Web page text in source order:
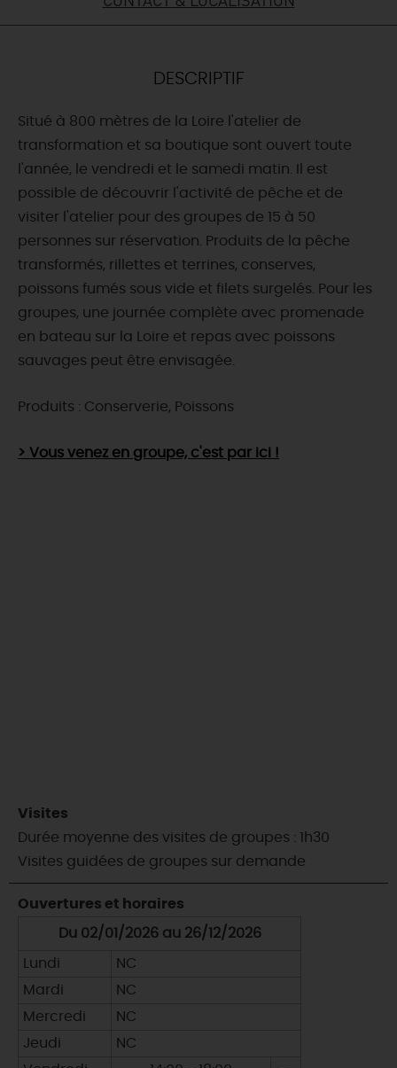
CETTE SEMAINE
TOUT L'AGENDA
DESCRIPTIF
Situé à 800 mètres de la Loire l'atelier de
transformation et sa boutique sont ouvert toute
l'année, le vendredi et le samedi matin. Il est
possible de découvrir l'activité de pêche et de
visiter l'atelier pour des groupes de 15 à 50
personnes sur réservation. Produits de la pêche
transformés, rillettes et terrines, conserves,
poissons fumés sous vide et filets surgelés. Pour les
groupes, une journée complète avec promenade
en bateau sur la Loire et repas avec poissons
sauvages peut être envisagée.
Produits : Conserverie, Poissons
> Vous venez en groupe, c'est par ici !
Visites
Durée moyenne des visites de groupes : 1h30
Visites guidées de groupes sur demande
Ouvertures et horaires
Du 02/01/2026 au 26/12/2026
Lundi
NC
Mardi
NC
Mercredi
NC
Jeudi
NC